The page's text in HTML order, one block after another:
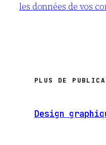
les données de vos
PLUS DE
Design